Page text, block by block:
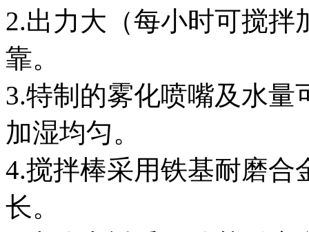
2.出力大（每小时可搅拌
靠。
3.特制的雾化喷嘴及水
加湿均匀。
4.搅拌棒采用铁基耐磨合
长。